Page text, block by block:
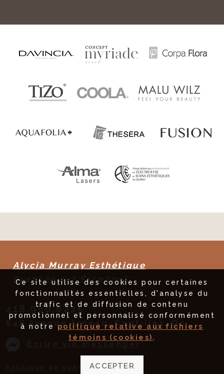
Ce site utilise des cookies pour certaines
fonctionnalités essentielles, d'analyse du
trafic et de diffusion de contenu
promotionnel et personnalisé conformément
à notre politique relative aux fichiers
témoins (cookies) .
ACCEPTER
Alycia Murray Esthétique
Avancée sur Facebook
418.960.0225
648 Avenue Arneau, Sept-Îles, Qc
Écrire via messenger
Politique de confidentialité